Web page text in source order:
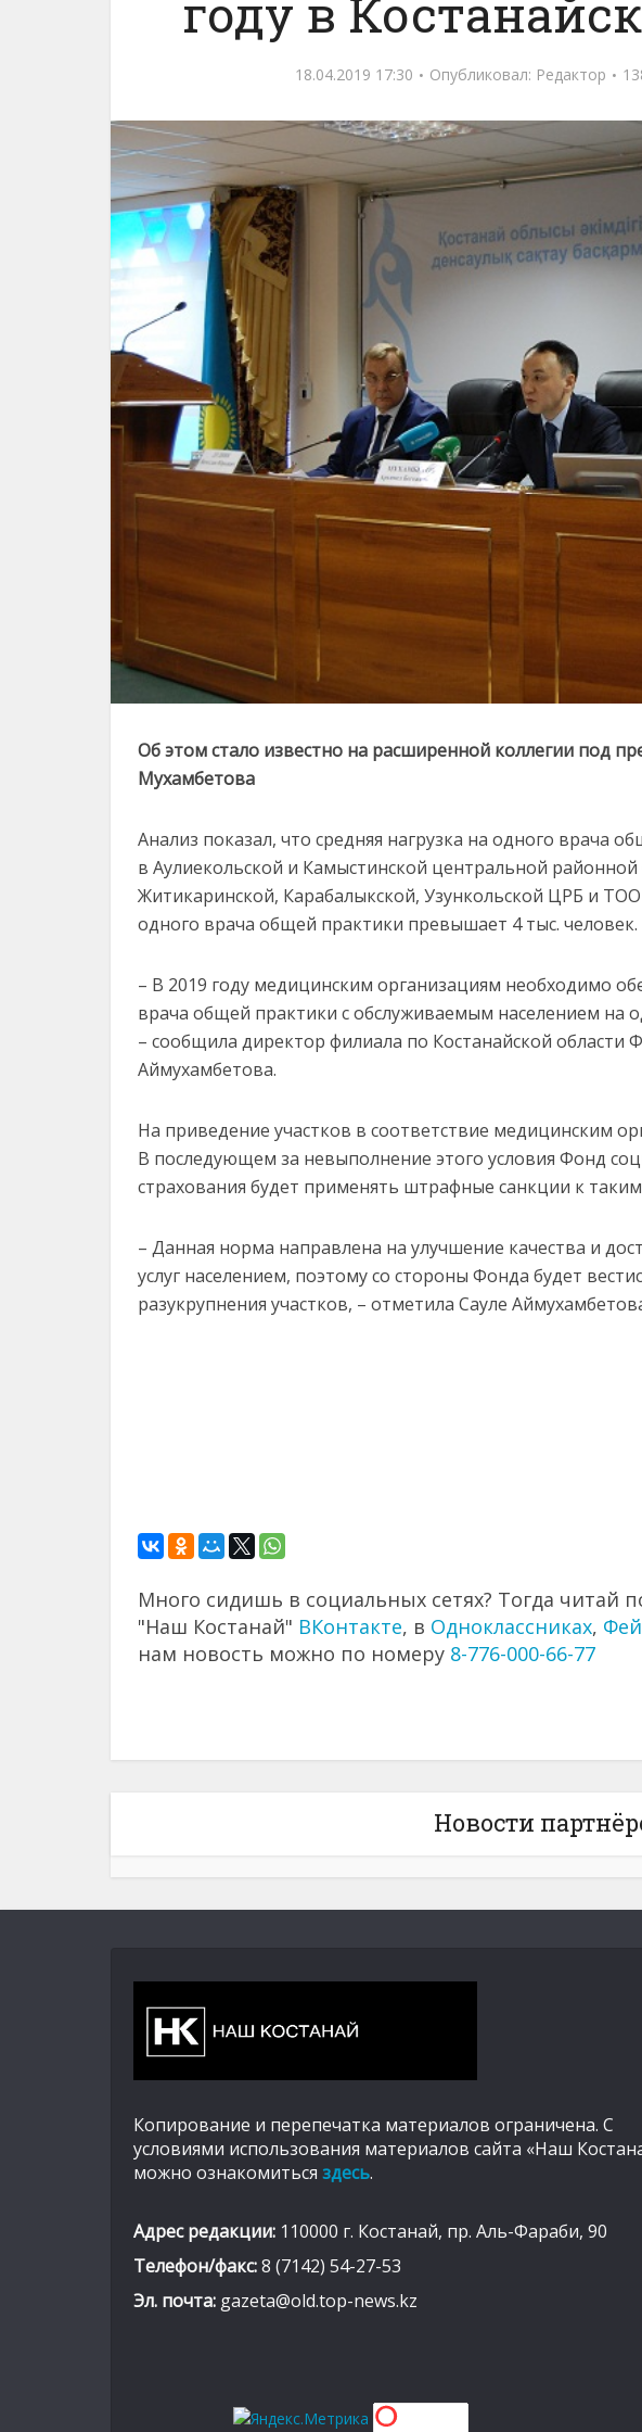
году в
18.04.2019 17:30 Опубликовал: Редактор
Об этом стало известно на расширенной коллегии под
Мухамбетова
Анализ показал, что средняя нагрузка на одного врача
в Аулиекольской и Камыстинской центральной
Житикаринской, Карабалыкской, Узункольской ЦРБ и
одного врача общей практики превышает 4 тыс. человек.
– В 2019 году медицинским организациям необходимо
врача общей практики с обслуживаемым населением на
– сообщила директор филиала по Костанайской области
Аймухамбетова.
На приведение участков в соответствие медицинским
В последующем за невыполнение этого условия Фонд
страхования будет применять штрафные санкции к
– Данная норма направлена на улучшение качества и
услуг населением, поэтому со стороны Фонда будет
разукрупнения участков, – отметила Сауле
Много сидишь в социальных сетях? Тогда читай
"Наш Костанай" ВКонтакте, в Одноклассниках,
нам новость можно по номеру 8-776-000-66-77
Новости
Копирование и перепечатка материалов ограничена. С
условиями использования материалов сайта «Наш
можно ознакомиться здесь.
Адрес редакции: 110000 г. Костанай, пр. Аль-Фараби, 90
Телефон/факс:8 (7142) 54-27-53
Эл. почта: gazeta@old.top-news.kz